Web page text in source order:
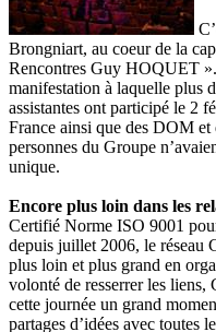
Brongniart, au coeur de la
Rencontres Guy HOQUET
manifestation à laquelle plus
assistantes ont participé le 2
France ainsi que des DOM et
personnes du Groupe
unique.
Encore plus loin dans les
Certifié Norme ISO 9001
depuis juillet 2006, le
plus loin et plus grand en
volonté de resserrer les
cette journée un grand
partages d’idées avec toutes